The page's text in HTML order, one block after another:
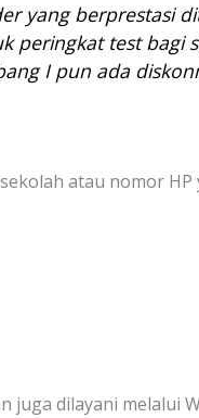
yang berprestasi
peringkat test bagi
I pun ada
atau nomor HP
juga dilayani melalui